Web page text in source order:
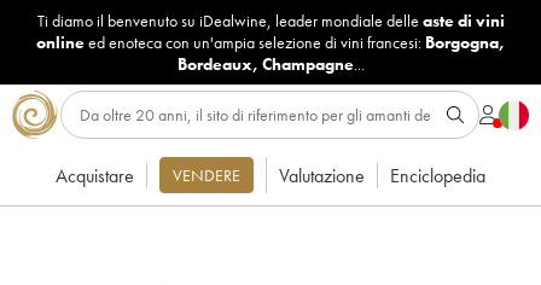
Ti diamo il benvenuto su iDealwine, leader mondiale delle aste di vini
onlineed enoteca con un'ampia selezione di vini francesi: Borgogna,
Bordeaux, Champagne...
Acquistare VENDERE Valutazione Enciclopedia